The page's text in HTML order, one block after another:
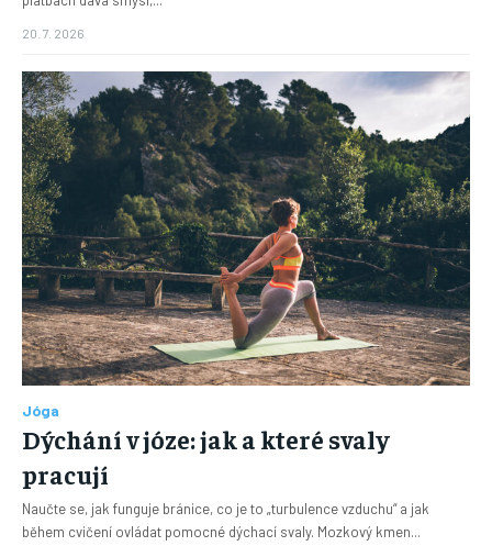
20. 7. 2026
Jóga
Dýchání v józe: jak a které svaly
pracují
Naučte se, jak funguje bránice, co je to „turbulence vzduchu“ a jak
během cvičení ovládat pomocné dýchací svaly. Mozkový kmen...